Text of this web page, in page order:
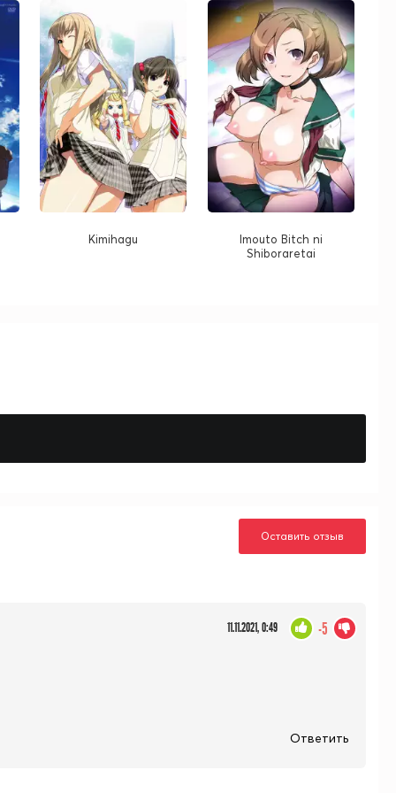
Kimihagu
Imouto Bitch ni
Shiboraretai
Оставить отзыв
11.11.2021, 0:49 -5
Ответить